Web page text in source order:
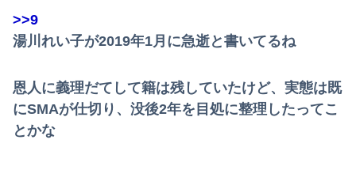
>>9
湯川れい子が2019年1月に急逝と書いてるね
恩人に義理だてして籍は残していたけど、実態は既
にSMAが仕切り、没後2年を目処に整理したってこ
とかな